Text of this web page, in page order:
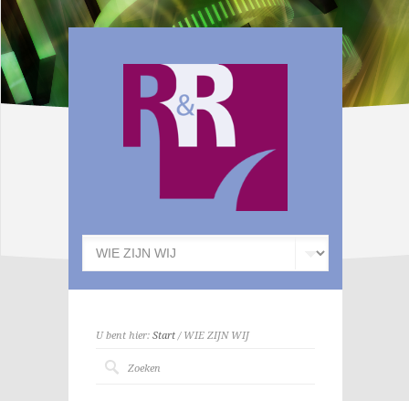
U bent hier: Start/ WIE ZIJN WIJ